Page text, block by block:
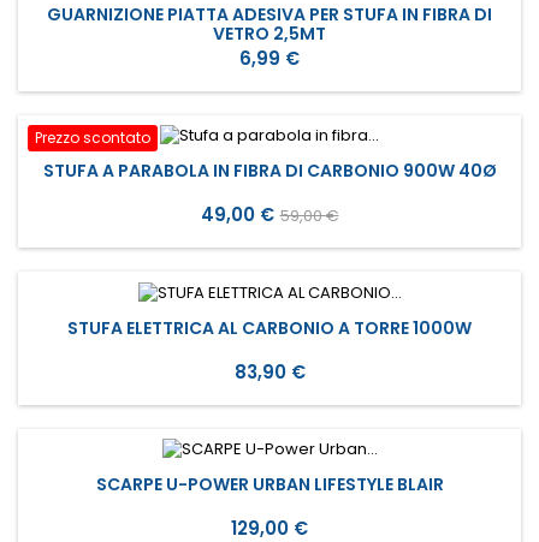
GUARNIZIONE PIATTA ADESIVA PER STUFA IN FIBRA DI
VETRO 2,5MT
Prezzo
6,99 €
Prezzo scontato
STUFA A PARABOLA IN FIBRA DI CARBONIO 900W 40Ø
Prezzo
49,00 € Prezzo
base
59,00 €
STUFA ELETTRICA AL CARBONIO A TORRE 1000W
Prezzo
83,90 €
SCARPE U-POWER URBAN LIFESTYLE BLAIR
Prezzo
129,00 €